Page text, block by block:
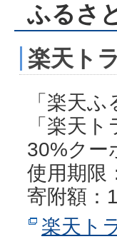
ふるさ
楽天ト
「楽天
「楽天
30%クー
使用期限
寄附額：
楽天ト